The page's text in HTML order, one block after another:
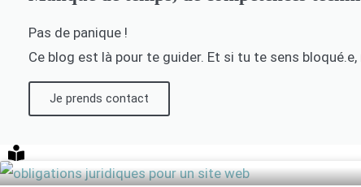
Pas de panique !
Ce blog est là pour te guider. Et si tu te sens
Je prends contact